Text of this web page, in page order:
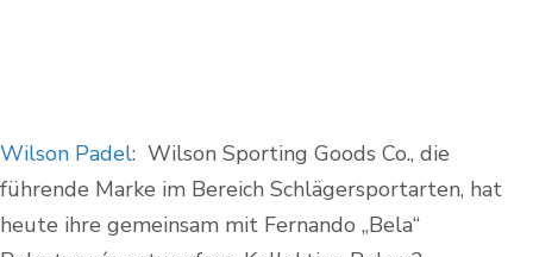
Wilson Padel: Wilson Sporting Goods Co., die
führende Marke im Bereich Schlägersportarten, hat
heute ihre gemeinsam mit Fernando „Bela“